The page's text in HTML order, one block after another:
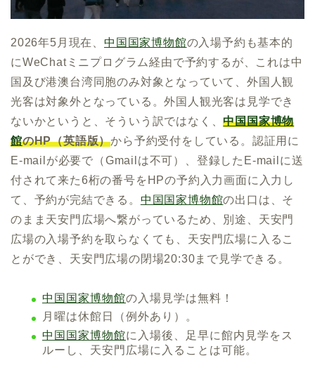
2026年5月現在、 中国国家博物館の入場予約も基本的
にWeChatミニプログラム経由で予約するが、これは中
国及び港澳台湾同胞のみ対象となっていて、外国人観
光客は対象外となっている。外国人観光客は見学でき
ないかというと、そういう訳ではなく、中国国家博物
館のHP（英語版）から予約受付をしている。認証用に
E-mailが必要で（Gmailは不可）、登録したE-mailに送
付されて来た6桁の番号をHPの予約入力画面に入力し
て、予約が完結できる。 中国国家博物館の出口は、そ
のまま天安門広場へ繋がっているため、別途、天安門
広場の入場予約を取らなくても、天安門広場に入るこ
とができ、天安門広場の閉場20:30まで見学できる。
中国国家博物館の入場見学は無料！
月曜は休館日（例外あり）。
中国国家博物館に入場後、足早に館内見学をス
ルーし、天安門広場に入ることは可能。